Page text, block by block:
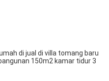
di jual di villa tomang baru
150m2 kamar tidur 3